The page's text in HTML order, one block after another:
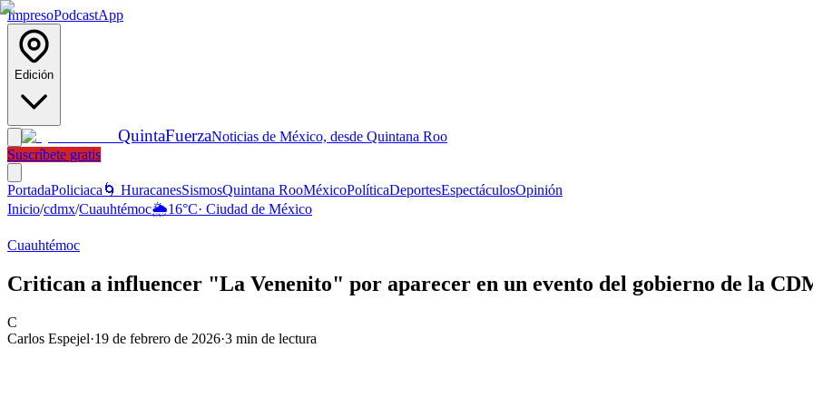
ImpresoPodcastApp
Edición
QuintaFuerzaNoticias de México, desde Quintana Roo
Suscríbete gratis
PortadaPoliciaca 🌀 HuracanesSismosQuintana RooMéxicoPolíticaDeportesEspectáculosOpinión
Inicio/cdmx/Cuauhtémoc🌦️16°C· Ciudad de México
Cuauhtémoc
Critican a influencer "La Venenito" por aparecer en un evento del gobierno de la
C
Carlos Espejel·19 de febrero de 2026·3 min de lectura